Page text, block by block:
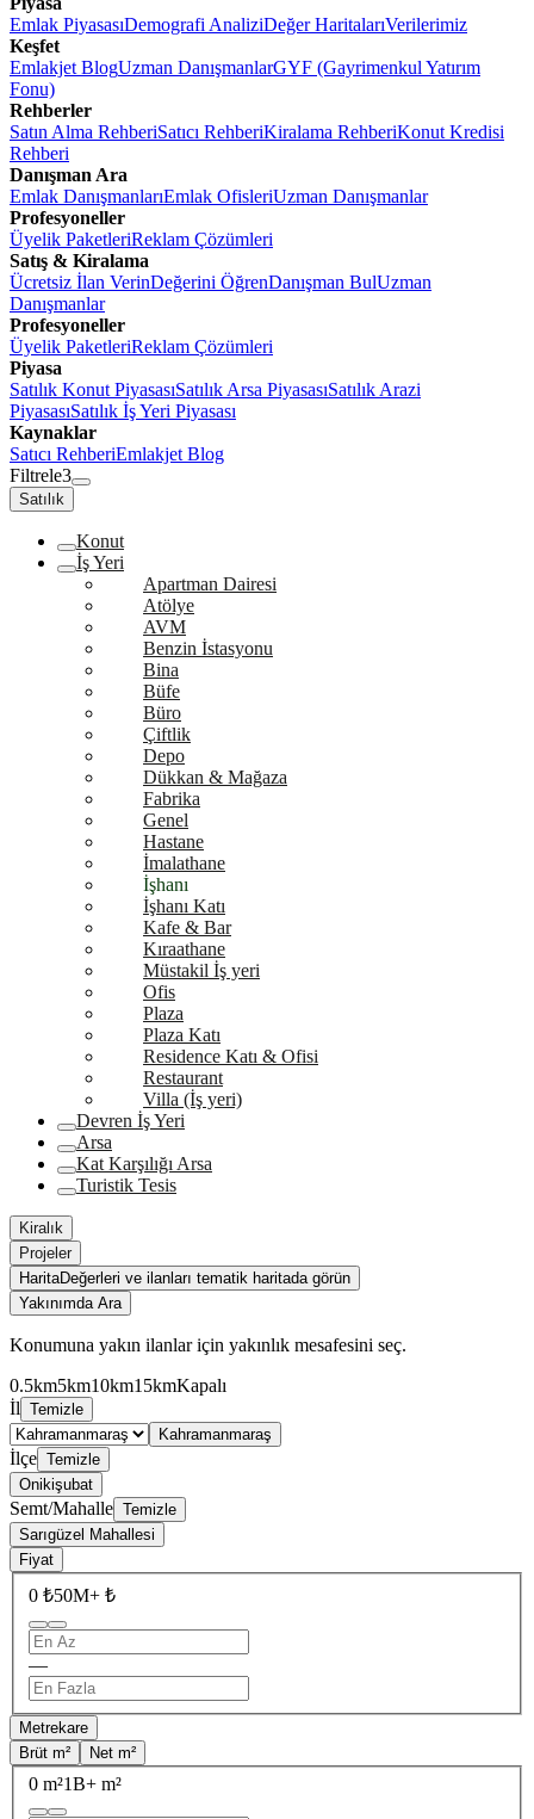
Emlak PiyasasıDemografi AnaliziDeğer HaritalarıVerilerimiz
Keşfet
Emlakjet BlogUzman DanışmanlarGYF (Gayrimenkul Yatırım
Fonu)
Rehberler
Satın Alma RehberiSatıcı RehberiKiralama RehberiKonut Kredisi
Rehberi
Danışman Ara
Emlak DanışmanlarıEmlak OfisleriUzman Danışmanlar
Profesyoneller
Üyelik PaketleriReklam Çözümleri
Satış & Kiralama
Ücretsiz İlan VerinDeğerini ÖğrenDanışman BulUzman
Danışmanlar
Profesyoneller
Üyelik PaketleriReklam Çözümleri
Piyasa
Satılık Konut PiyasasıSatılık Arsa PiyasasıSatılık Arazi
PiyasasıSatılık İş Yeri Piyasası
Kaynaklar
Satıcı RehberiEmlakjet Blog
Filtrele3
Satılık
Konut
İş Yeri
Apartman Dairesi
Atölye
AVM
Benzin İstasyonu
Bina
Büfe
Büro
Çiftlik
Depo
Dükkan & Mağaza
Fabrika
Genel
Hastane
İmalathane
İşhanı
İşhanı Katı
Kafe & Bar
Kıraathane
Müstakil İş yeri
Ofis
Plaza
Plaza Katı
Residence Katı & Ofisi
Restaurant
Villa (İş yeri)
Devren İş Yeri
Arsa
Kat Karşılığı Arsa
Turistik Tesis
Kiralık
Projeler
HaritaDeğerleri ve ilanları tematik haritada görün
Yakınımda Ara
Konumuna yakın ilanlar için yakınlık mesafesini seç.
0.5km5km10km15kmKapalı
İl Temizle
Kahramanmaraş
İlçe Temizle
Onikişubat
Semt/Mahalle Temizle
Sarıgüzel Mahallesi
Fiyat
0 ₺50M+ ₺
—
Metrekare
Brüt m²
Net m²
0 m²1B+ m²